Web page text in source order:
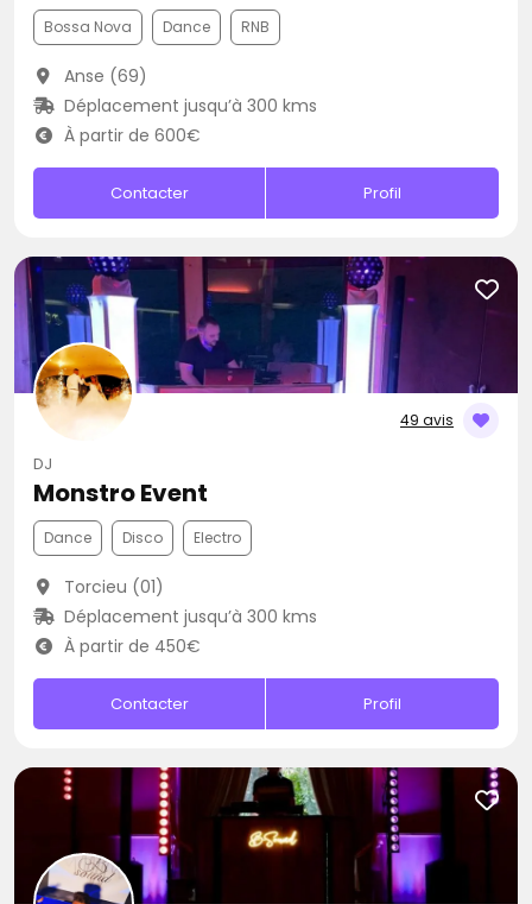
Bossa Nova Dance RNB
Anse (69)
Déplacement jusqu’à 300 kms
À partir de 600€
Contacter Profil
49 avis
DJ
Monstro Event
Dance Disco Electro
Torcieu (01)
Déplacement jusqu’à 300 kms
À partir de 450€
Contacter Profil